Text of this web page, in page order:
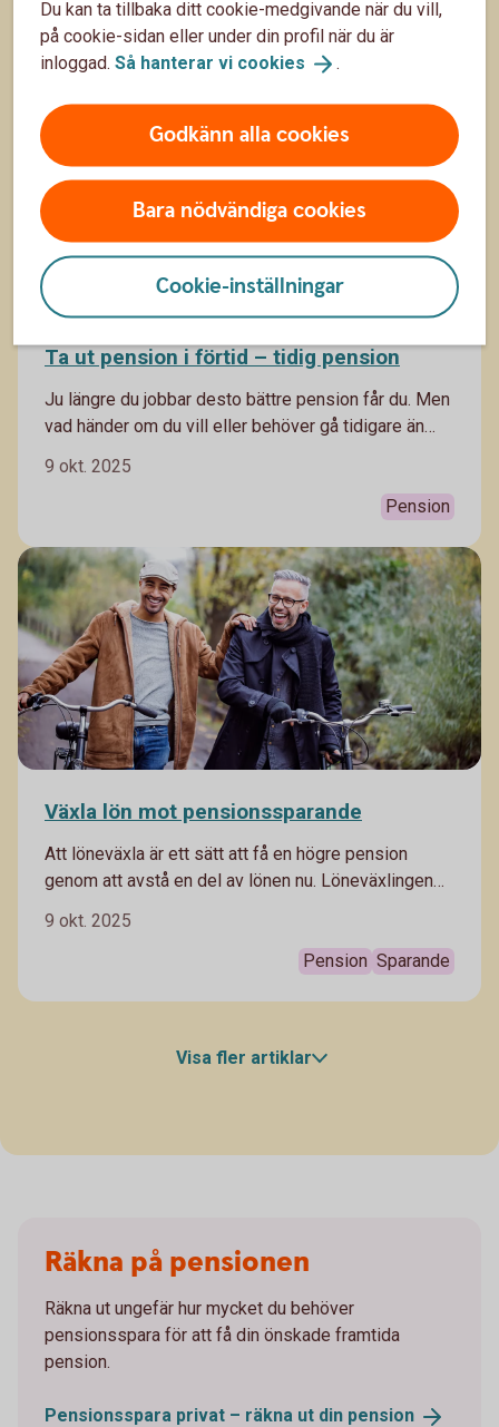
utveckling i samhället? Har du anställda kan du även
låta dem göra skillnad. Häng med – vi förklarar hur
du kan påverka ditt pensionssparande.
9 okt. 2025
Pension
Ta ut pension i förtid – tidig pension
Ju längre du jobbar desto bättre pension får du. Men
vad händer om du vill eller behöver gå tidigare än
förklarar.
9 okt. 2025
Pension
Växla lön mot pensionssparande
Att löneväxla är ett sätt att få en högre pension
genom att avstå en del av lönen nu. Löneväxlingen
för att i stället ta ut när man gått i pension. Det
beskattas vid uttag. Läs mer om det kan vara något
9 okt. 2025
Pension Sparande
Visa fler artiklar
Räkna på pensionen
Räkna ut ungefär hur mycket du behöver
pensionsspara för att få din önskade framtida
pension.
Pensionsspara privat – räkna ut din pension
Du kan ta tillbaka ditt cookie-medgivande när du vill,
på cookie-sidan eller under din profil när du är
inloggad. Så hanterar vi cookies .
Godkänn alla cookies
Bara nödvändiga cookies
Cookie-inställningar